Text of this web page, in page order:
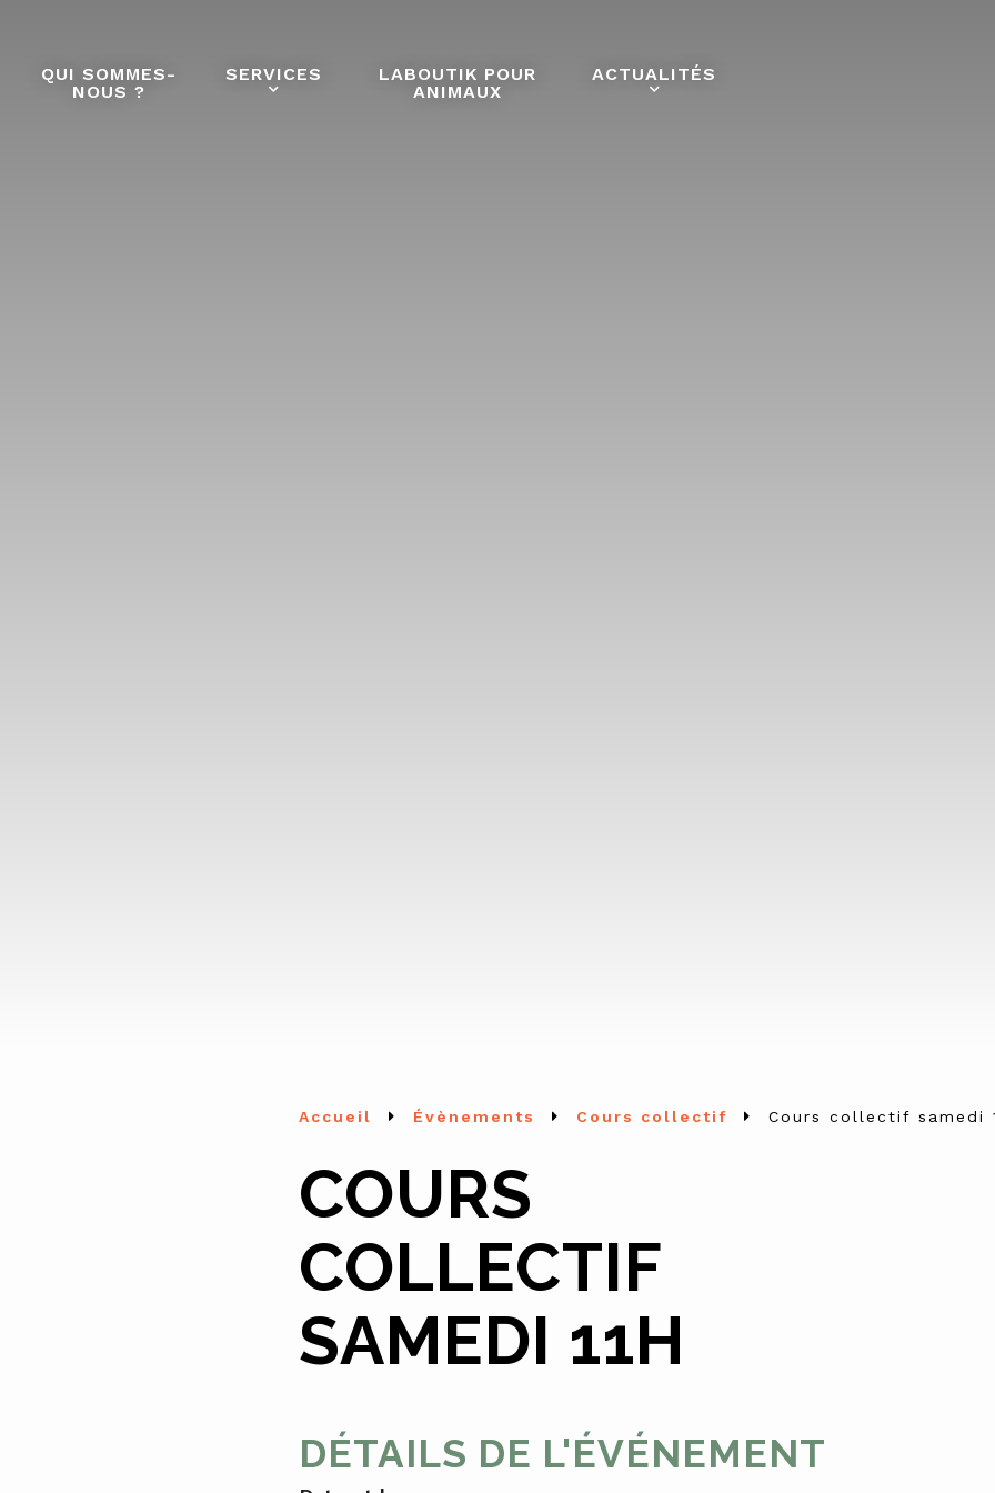
QUI SOMMES-
NOUS ?
SERVICES
LABOUTIK POUR
ANIMAUX
ACTUALITÉS
Accueil Évènements Cours collectif Cours collectif samedi
COURS
COLLECTIF
SAMEDI 11H
DÉTAILS DE L'ÉVÉNEMENT